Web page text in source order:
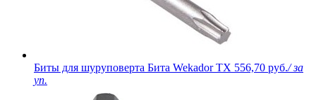
Биты для шуруповерта Бита Wekador TX 556,70 руб./ за
уп.